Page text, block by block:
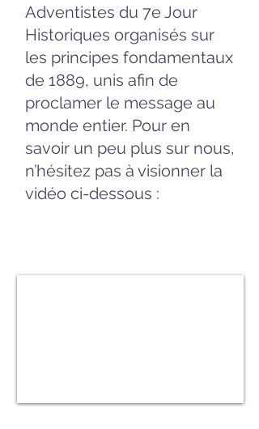
Adventistes du 7e Jour
Historiques organisés sur
les principes fondamentaux
de 1889, unis afin de
proclamer le message au
monde entier. Pour en
savoir un peu plus sur nous,
n’hésitez pas à visionner la
vidéo ci-dessous :